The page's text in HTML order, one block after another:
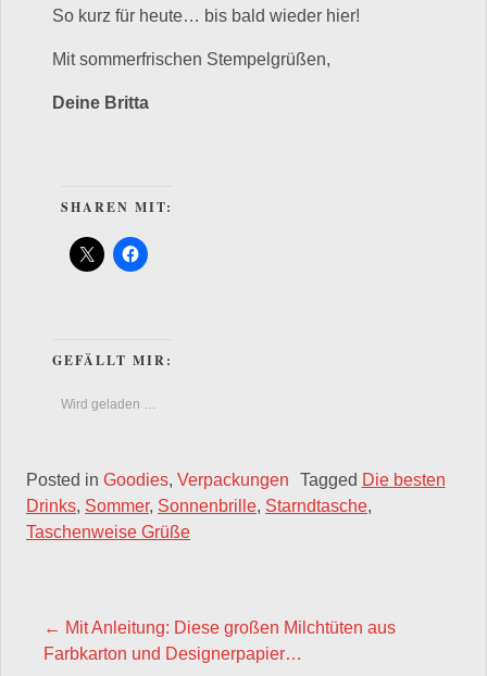
So kurz für heute… bis bald wieder hier!
Mit sommerfrischen Stempelgrüßen,
Deine Britta
SHAREN MIT:
GEFÄLLT MIR:
Wird geladen …
Posted in Goodies, Verpackungen Tagged Die besten
Drinks, Sommer, Sonnenbrille, Starndtasche,
Taschenweise Grüße
POST NAVIGATION
← Mit Anleitung: Diese großen Milchtüten aus
Farbkarton und Designerpapier…